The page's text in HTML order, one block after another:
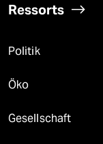
Ressorts
Politik
Öko
Gesellschaft